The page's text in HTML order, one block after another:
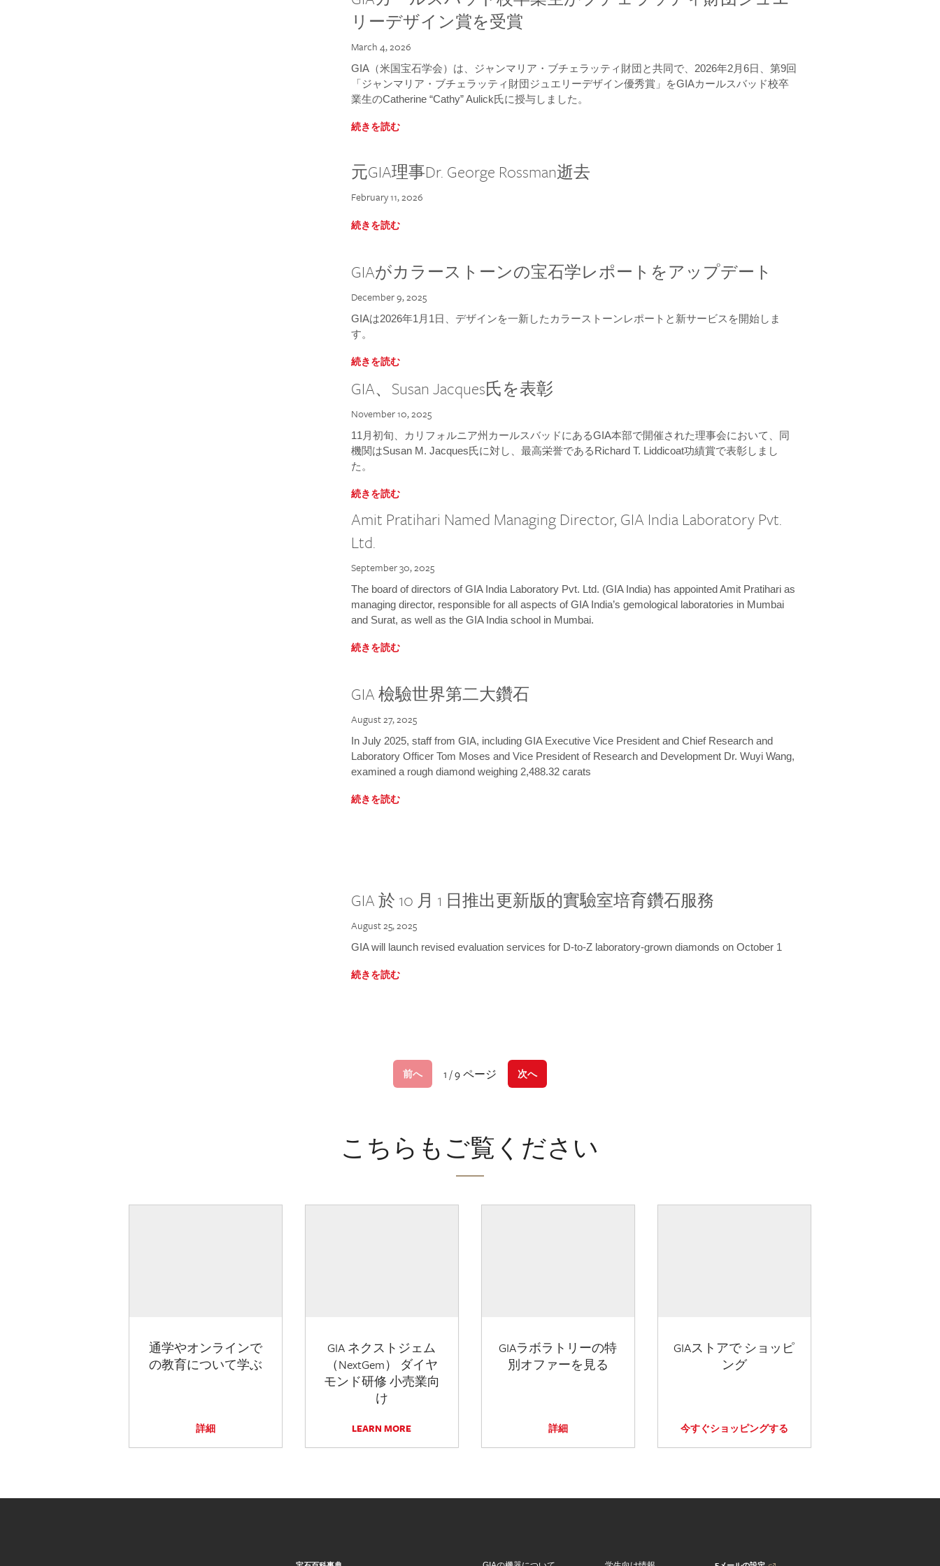
リーデザイン賞を受賞
March 4, 2026
GIA（米国宝石学会）は、ジャンマリア・ブチェラッティ財団と共同で、2026年2月6日、第9回
「ジャンマリア・ブチェラッティ財団ジュエリーデザイン優秀賞」をGIAカールスバッド校卒
業生のCatherine “Cathy” Aulick氏に授与しました。
続きを読む
元GIA理事Dr. George Rossman逝去
February 11, 2026
続きを読む
GIAがカラーストーンの宝石学レポートをアップデート
December 9, 2025
GIAは2026年1月1日、デザインを一新したカラーストーンレポートと新サービスを開始しま
す。
続きを読む
GIA、Susan Jacques氏を表彰
November 10, 2025
11月初旬、カリフォルニア州カールスバッドにあるGIA本部で開催された理事会において、同
機関はSusan M. Jacques氏に対し、最高栄誉であるRichard T. Liddicoat功績賞で表彰しまし
た。
続きを読む
Amit Pratihari Named Managing Director, GIA India Laboratory Pvt.
Ltd.
September 30, 2025
The board of directors of GIA India Laboratory Pvt. Ltd. (GIA India) has appointed Amit Pratihari as
managing director, responsible for all aspects of GIA India’s gemological laboratories in Mumbai
and Surat, as well as the GIA India school in Mumbai.
続きを読む
GIA 檢驗世界第二大鑽石
August 27, 2025
In July 2025, staff from GIA, including GIA Executive Vice President and Chief Research and
Laboratory Officer Tom Moses and Vice President of Research and Development Dr. Wuyi Wang,
examined a rough diamond weighing 2,488.32 carats
続きを読む
GIA 於 10 月 1 日推出更新版的實驗室培育鑽石服務
August 25, 2025
GIA will launch revised evaluation services for D-to-Z laboratory-grown diamonds on October 1
続きを読む
前へ 1 / 9 ページ 次へ
こちらもご覧ください
通学やオンラインで
の教育について学ぶ
詳細
GIA ネクストジェム
（NextGem） ダイヤ
モンド研修 小売業向
け
LEARN MORE
GIAラボラトリーの特
別オファーを見る
詳細
GIAストアで ショッピ
ング
今すぐショッピングする